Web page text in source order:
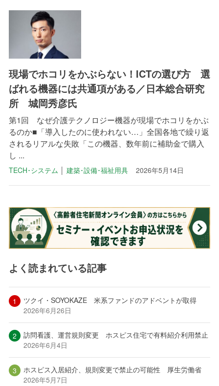
現場でホコリをかぶらない！ICTの選び方 選
ばれる機器には共通項がある／日本総合研究
所 城岡秀彦氏
第1回 なぜ介護テクノロジー機器が現場でホコリをかぶ
るのか■「導入したのに使われない…」全国各地で繰り返
されるリアルな失敗「この機器、数年前に補助金で購入
し ...
TECH･システム │ 建築･設備･福祉用具 2026年5月14日
よく読まれている記事
ツクイ・SOYOKAZE 米系ファンドのアドベントが取得
2026年6月26日
訪問看護、運営規則変更 ホスピス住宅で有料紹介利用禁止
2026年6月4日
ホスピス入居紹介、規則変更で禁止の可能性 厚生労働省
2026年5月7日